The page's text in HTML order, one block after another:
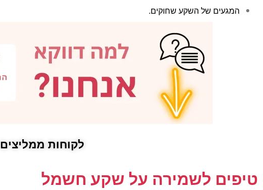
המגעים של השקע שחוקים.
לקוחות ממליצים
טיפים לשמירה על שקע חשמל